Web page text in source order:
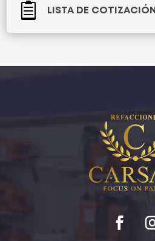
 LISTA DE COTIZACIÓN